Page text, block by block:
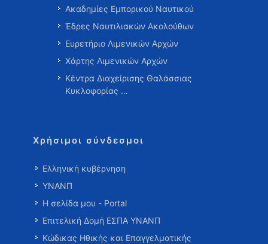
Ακαδημίες Εμπορικού Ναυτικού
Έδρες Ναυτιλιακών Ακολούθων
Ευρετήριο Λιμενικών Αρχών
Χάρτης Λιμενικών Αρχών
Κέντρα Διαχείρισης Θαλάσσιας
Κυκλοφορίας …
Χρήσιμοι σύνδεσμοι
Ελληνική κυβέρνηση
ΥΝΑΝΠ
Η σελίδα μου - Portal
Επιτελική Δομή ΕΣΠΑ ΥΝΑΝΠ
Κώδικας Ηθικής και Επαγγελματικής